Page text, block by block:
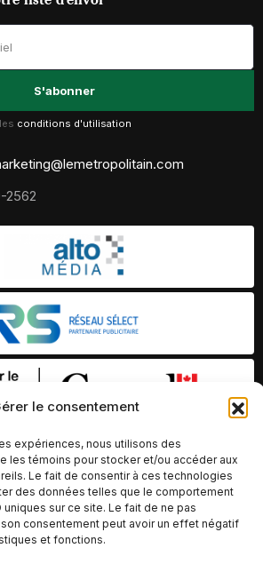
le consentement
expériences, nous utilisons des
les témoins pour stocker et/ou accéder aux
Le fait de consentir à ces technologies
des données telles que le comportement
uniques sur ce site. Le fait de ne pas
consentement peut avoir un effet négatif
et fonctions.
conditions d'utilisation
2562